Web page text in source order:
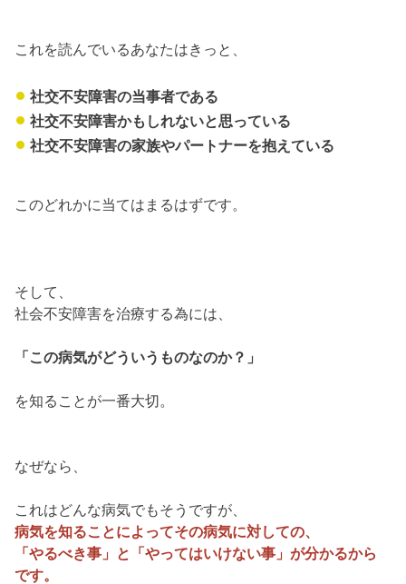
これを読んでいるあなたはきっと、
社交不安障害の当事者である
社交不安障害かもしれないと思っている
社交不安障害の家族やパートナーを抱えている
このどれかに当てはまるはずです。
そして、
社会不安障害を治療する為には、
「この病気がどういうものなのか？」
を知ることが一番大切。
なぜなら、
これはどんな病気でもそうですが、
病気を知ることによってその病気に対しての、
「やるべき事」と「やってはいけない事」が分かるから
です。